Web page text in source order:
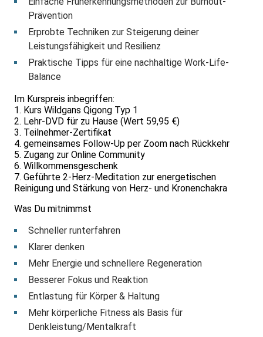
Prävention
Erprobte Techniken zur Steigerung deiner
Leistungsfähigkeit und Resilienz
Praktische Tipps für eine nachhaltige Work-Life-
Balance
Im Kurspreis inbegriffen:
1. Kurs Wildgans Qigong Typ 1
2. Lehr-DVD für zu Hause (Wert 59,95 €)
3. Teilnehmer-Zertifikat
4. gemeinsames Follow-Up per Zoom nach Rückkehr
5. Zugang zur Online Community
6. Willkommensgeschenk
7. Geführte 2-Herz-Meditation zur energetischen
Reinigung und Stärkung von Herz- und Kronenchakra
Was Du mitnimmst
Schneller runterfahren
Klarer denken
Mehr Energie und schnellere Regeneration
Besserer Fokus und Reaktion
Entlastung für Körper & Haltung
Mehr körperliche Fitness als Basis für
Denkleistung/Mentalkraft